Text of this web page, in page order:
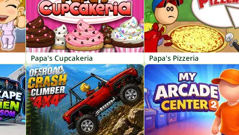
Papa's Cupcakeria Papa's Pizzeria